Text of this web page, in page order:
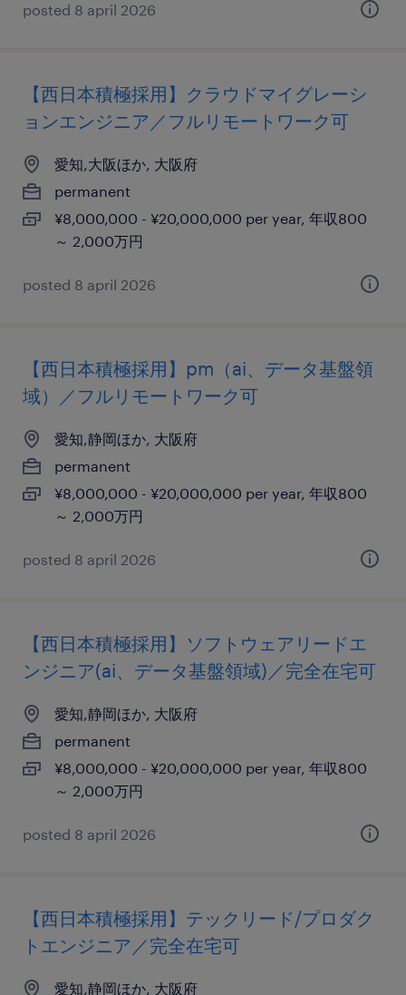
posted 8 april 2026
【西日本積極採用】クラウドマイグレーシ
ョンエンジニア／フルリモートワーク可
愛知,大阪ほか, 大阪府
permanent
¥8,000,000 - ¥20,000,000 per year, 年収800
～ 2,000万円
posted 8 april 2026
【西日本積極採用】pm（ai、データ基盤領
域）／フルリモートワーク可
愛知,静岡ほか, 大阪府
permanent
¥8,000,000 - ¥20,000,000 per year, 年収800
～ 2,000万円
posted 8 april 2026
【西日本積極採用】ソフトウェアリードエ
ンジニア(ai、データ基盤領域)／完全在宅可
愛知,静岡ほか, 大阪府
permanent
¥8,000,000 - ¥20,000,000 per year, 年収800
～ 2,000万円
posted 8 april 2026
【西日本積極採用】テックリード/プロダク
トエンジニア／完全在宅可
愛知,静岡ほか, 大阪府